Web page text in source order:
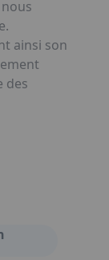
ainsi son
des